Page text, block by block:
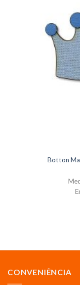
Botton
CONVENIÊNCIA